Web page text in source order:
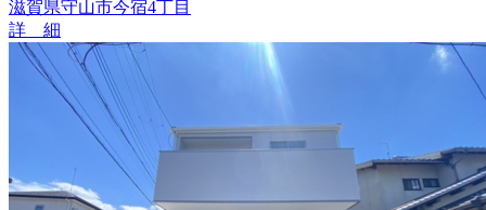
滋賀県守山市今宿4丁目
詳 細